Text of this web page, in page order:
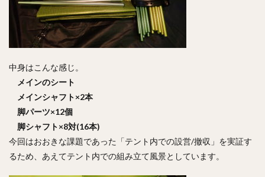
中身はこんな感じ。
メインのシート
メインシャフト×2本
脚パーツ×12個
脚シャフト×8対(16本)
今回はおおきな課題であった「テント内での設営/撤収」を実証す
るため、あえてテント内での組み立て風景としています。